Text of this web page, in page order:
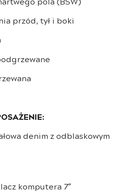
przód, tył i boki
denim z odblaskowym
komputera 7″